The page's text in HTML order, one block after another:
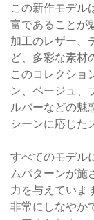
この新作モデル
富であることが
加工のレザー、
ど、多彩な素材
このコレクショ
ン、ベージュ、
ルバーなどの魅
シーンに応じた
すべてのモデル
ムパターンが施
力を与えていま
非常にしなやか